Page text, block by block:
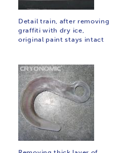
Detail train, after removing
graffiti with dry ice,
original paint stays intact